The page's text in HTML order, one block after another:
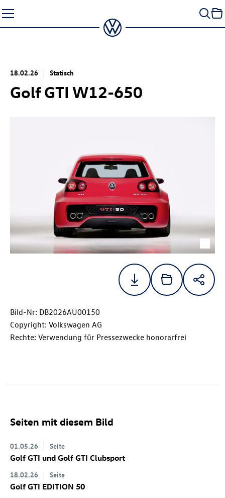
Seiteninhalt
springen
18.02.26 Statisch
Golf GTI W12-650
Bild-Nr: DB2026AU00150
Copyright: Volkswagen AG
Rechte: Verwendung für Pressezwecke honorarfrei
Seiten mit diesem Bild
01.05.26 Seite
Golf GTI und Golf GTI Clubsport
18.02.26 Seite
Golf GTI EDITION 50